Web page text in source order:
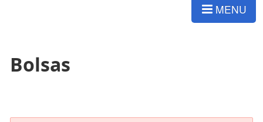
MENU
Bolsas